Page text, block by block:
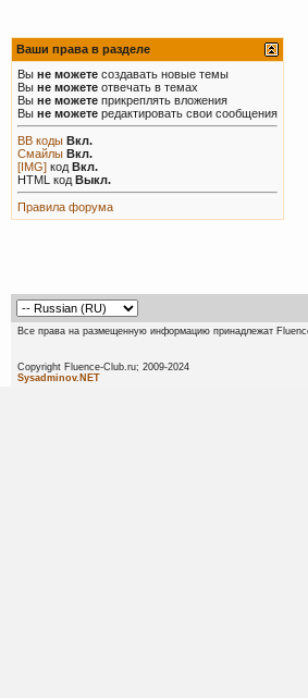
Ваши права в разделе
Вы не можете создавать новые темы
Вы не можете отвечать в темах
Вы не можете прикреплять вложения
Вы не можете редактировать свои сообщения
BB коды Вкл.
Смайлы Вкл.
[IMG] код Вкл.
HTML код Выкл.
Правила форума
Все права на размещенную информацию принадлежат
Copyright
Sysadminov.NET